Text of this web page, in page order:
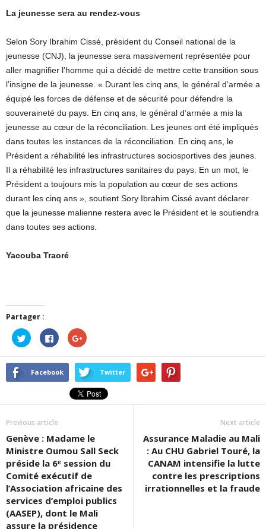
La jeunesse sera au rendez-vous
Selon Sory Ibrahim Cissé, président du Conseil national de la
jeunesse (CNJ), la jeunesse sera massivement représentée pour
aller magnifier l’homme qui a décidé de mettre cette transition sous
l’insigne de la jeunesse. « Durant les cinq ans, le général d’armée a
équipé les forces de défense et de sécurité pour défendre la
souveraineté du pays. En cinq ans, le général d’armée a mis la
jeunesse au cœur de la réconciliation. Les jeunes ont été impliqués
dans toutes les instances de la réconciliation. En cinq ans, le
Président a réhabilité les infrastructures sociosportives des jeunes.
Il a réhabilité les infrastructures sanitaires du pays. En un mot, le
Président a toujours mis la population au cœur de ses actions
durant les cinq ans », soutient Sory Ibrahim Cissé avant déclarer
que la jeunesse malienne restera avec le Président et le soutiendra
dans toutes ses actions.
Yacouba Traoré
Partager :
Cliquez
pour
partager
sur
Twitter(ouvre
dans
Cliquez
pour
partager
sur
Facebook(ouvre
dans
nouvelle
fenêtre)
Cliquez
pour
sur
Google+
(ouvre
dans
une
nouvelle
fenêtre)
Facebook Twitter
Previous article
Genève : Madame le
Ministre Oumou Sall Seck
préside la 6ᵉ session du
Comité exécutif de
l’Association africaine des
services d’emploi publics
(AASEP), dont le Mali
assure la présidence
Next article
Assurance Maladie au Mali
: Au CHU Gabriel Touré, la
CANAM intensifie la lutte
contre les prescriptions
irrationnelles et la fraude